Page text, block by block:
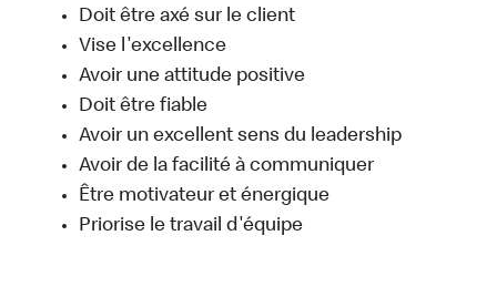
Doit être axé sur le client
Vise l'excellence
Avoir une attitude positive
Doit être fiable
Avoir un excellent sens du leadership
Avoir de la facilité à communiquer
Être motivateur et énergique
Priorise le travail d'équipe